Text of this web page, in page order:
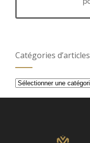
Catégories d’articles
Catégories